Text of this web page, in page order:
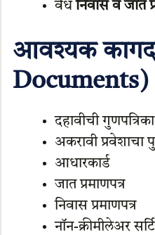
वैधनिवास व जात
आवश्यक
Documents)
दहावीची गुणपत्रिका
अकरावी प्रवेशाचा
आधारकार्ड
जात प्रमाणपत्र
निवास प्रमाणपत्र
नॉन-क्रीमीलेअर